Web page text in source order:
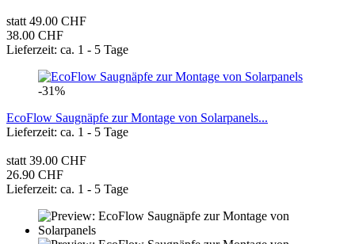
statt 49.00 CHF
38.00 CHF
Lieferzeit: ca. 1 - 5 Tage
-31%
EcoFlow Saugnäpfe zur Montage von Solarpanels...
Lieferzeit: ca. 1 - 5 Tage
statt 39.00 CHF
26.90 CHF
Lieferzeit: ca. 1 - 5 Tage